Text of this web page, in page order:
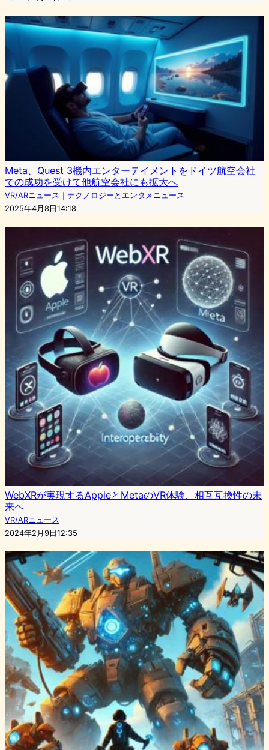
Meta、Quest 3機内エンターテイメントをドイツ航空会社
での成功を受けて他航空会社にも拡大へ
VR/ARニュース ｜ テクノロジーとエンタメニュース
2025年4月8日14:18
WebXRが実現するAppleとMetaのVR体験、相互互換性の未
来へ
VR/ARニュース
2024年2月9日12:35